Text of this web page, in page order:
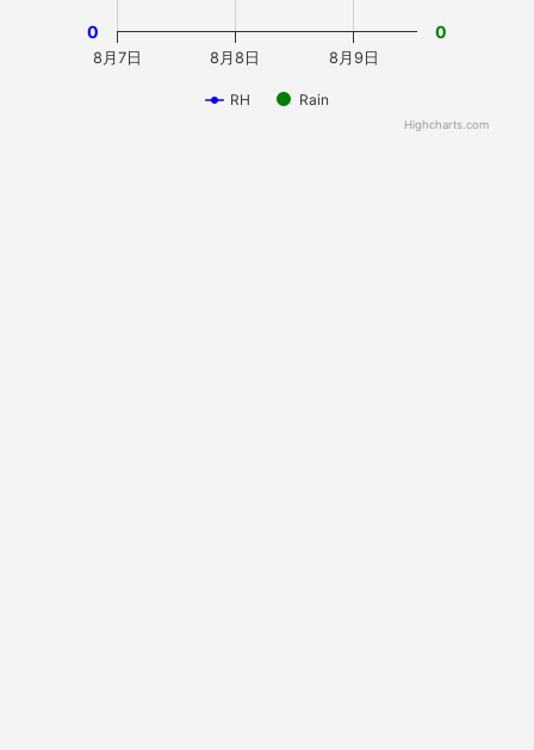
RH Rain
8月7日 8月8日 8月9日
0 0
Highcharts.com